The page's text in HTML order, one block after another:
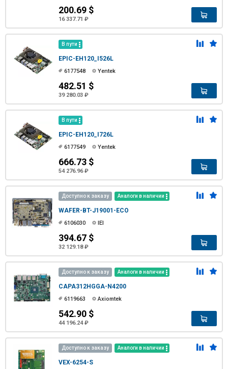
200.69 $
16 337.71 ₽
В пути
EPIC-EH120_I526L
6177548 Yentek
482.51 $
39 280.03 ₽
В пути
EPIC-EH120_I726L
6177549 Yentek
666.73 $
54 276.96 ₽
Доступно к заказу Аналоги в наличии
WAFER-BT-J19001-ECO
6106030 IEI
394.67 $
32 129.18 ₽
Доступно к заказу Аналоги в наличии
CAPA312HGGA-N4200
6119663 Axiomtek
542.90 $
44 196.24 ₽
Доступно к заказу Аналоги в наличии
VEX-6254-S